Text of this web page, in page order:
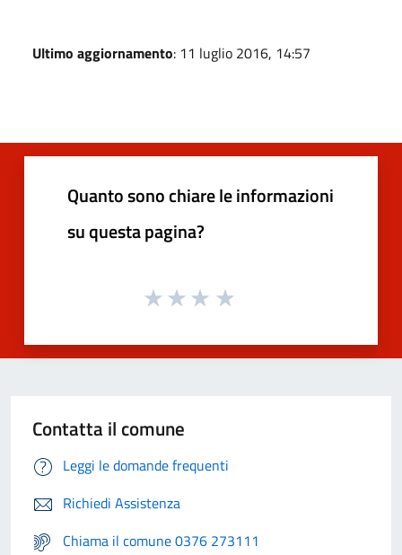
Ultimo aggiornamento: 11 luglio 2016, 14:57
Quanto sono chiare le informazioni
su questa pagina?
Contatta il comune
Leggi le domande frequenti
Richiedi Assistenza
Chiama il comune 0376 273111